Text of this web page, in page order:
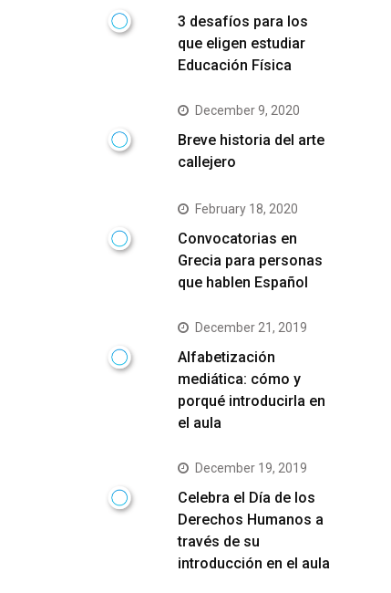
3 desafíos para los
que eligen estudiar
Educación Física
December 9, 2020
Breve historia del arte
callejero
February 18, 2020
Convocatorias en
Grecia para personas
que hablen Español
December 21, 2019
Alfabetización
mediática: cómo y
porqué introducirla en
el aula
December 19, 2019
Celebra el Día de los
Derechos Humanos a
través de su
introducción en el aula